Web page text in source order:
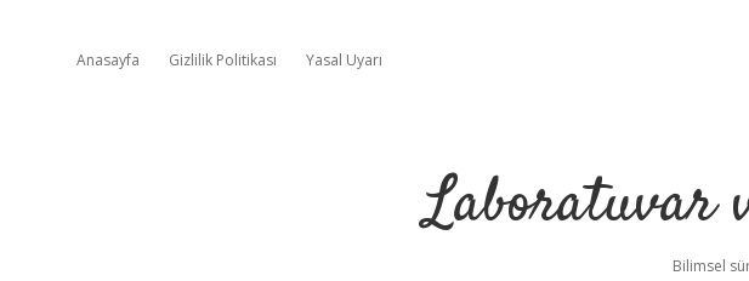
Anasayfa Gizlilik Politikası Yasal Uyarı
Laboratuvar
Bilimsel